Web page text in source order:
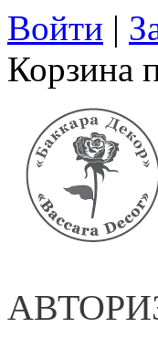
Войти |
Корзина